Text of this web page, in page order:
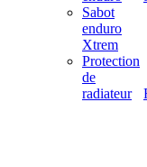
Sabot
enduro
Xtrem
Protection
de
radiateur